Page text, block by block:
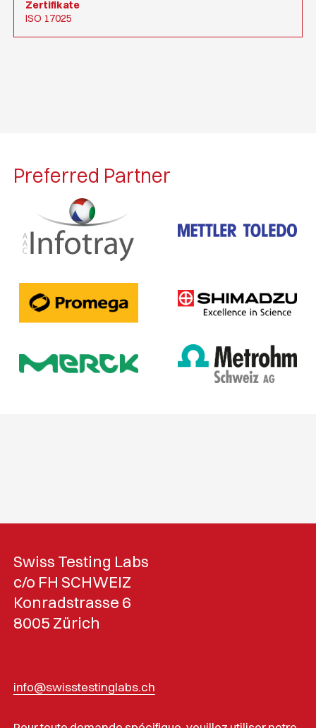
Zertifikate
ISO 17025
Preferred Partner
Swiss Testing Labs
c/o FH SCHWEIZ
Konradstrasse 6
8005 Zürich
info@swisstestinglabs.ch